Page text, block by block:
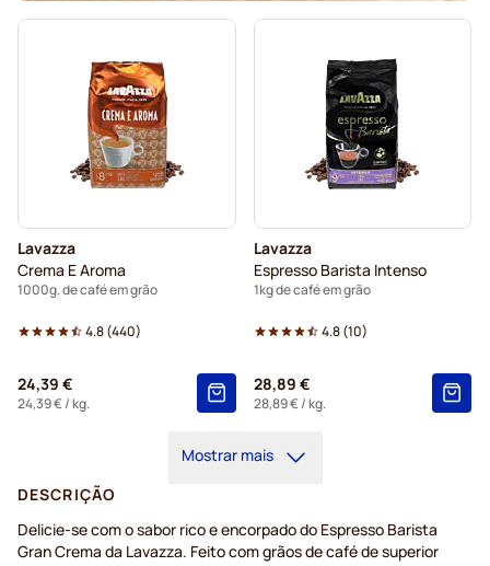
Lavazza
Crema E Aroma
1000g. de café em grão
4.8(440)
24,39 €
24,39 €/ kg.
Lavazza
Espresso Barista Intenso
1kg de café em grão
4.8(10)
28,89 €
28,89 €/ kg.
Mostrar mais
DESCRIÇÃO
Delicie-se com o sabor rico e encorpado do Espresso Barista
Gran Crema da Lavazza. Feito com grãos de café de superior